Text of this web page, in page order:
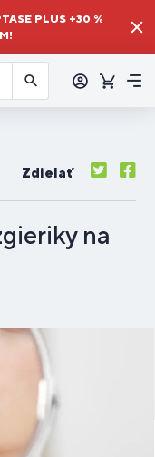
PLUS +30 %
sa
Košík
Zdielať
na